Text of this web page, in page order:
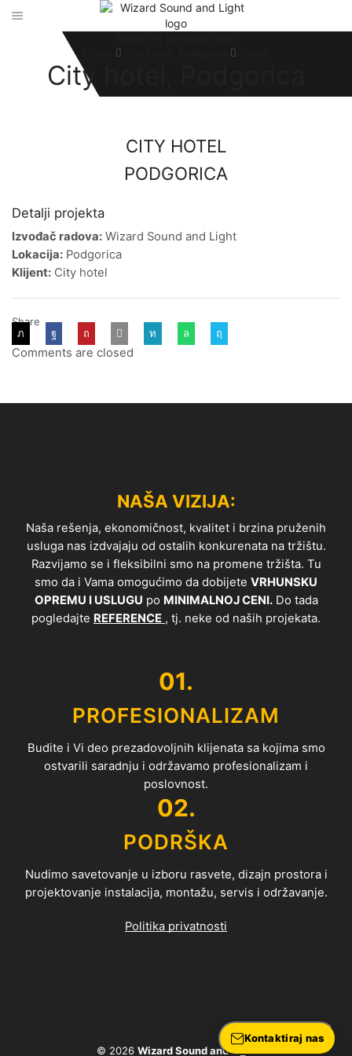
City hotel, Podgorica
CITY HOTEL
PODGORICA
Detalji projekta
Izvođač radova: Wizard Sound and Light
Lokacija: Podgorica
Klijent: City hotel
Share
Comments are closed
NAŠA VIZIJA:
Naša rešenja, ekonomičnost, kvalitet i brzina pruženih
usluga nas izdvajaju od ostalih konkurenata na tržištu.
Razvijamo se i fleksibilni smo na promene tržišta. Tu
smo da i Vama omogućimo da dobijete VRHUNSKU
OPREMU I USLUGU po MINIMALNOJ CENI.Do tada
pogledajte REFERENCE , tj. neke od naših projekata.
01.
PROFESIONALIZAM
Budite i Vi deo prezadovoljnih klijenata sa kojima smo
ostvarili saradnju i održavamo profesionalizam i
poslovnost.
02.
PODRŠKA
Nudimo savetovanje u izboru rasvete, dizajn prostora i
projektovanje instalacija, montažu, servis i održavanje.
Politika privatnosti
© 2026 Wizard Sound and Light
Kontaktiraj nas